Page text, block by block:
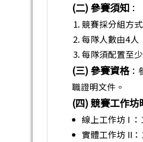
(二) 參賽須知 ：
競賽採分組方
每隊人數由4人
每隊須配置至
(三) 參賽資格：
職證明文件。
(四) 競賽工作坊
線上工作坊 I
實體工作坊 II